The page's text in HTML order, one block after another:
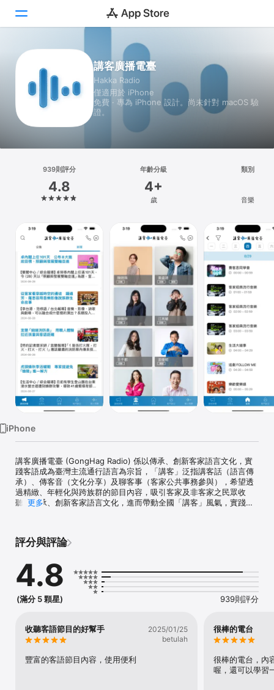
遊戲
App
搜尋
iPhone
Mac
Vision
Watch
TV
講客廣播電臺
Hakka Radio
僅適用於 iPhone
免費 · 專為 iPhone 設計。尚未針對 macOS 驗
證。
939則評分
4.8
年齡分級
4+
歲
類別
音樂
iPhone
講客廣播電臺 (GongHag Radio) 係以傳承、創新客家語言文化，實
踐客語成為臺灣主流通行語言為宗旨，「講客」泛指講客話（語言傳
承）、傳客音（文化分享）及聊客事（客家公共事務參與），希望透
過精緻、年輕化與跨族群的節目內容，吸引客家及非客家之民眾收
聽，傳承、創新客家語言文化，進而帶動全國「講客」風氣，實踐客
對語言、文化認同及近用傳播媒體的需要為基礎，不僅是落實歷任總
1、您可以透過講客廣播電臺 APP 來收聽最新的講客電台節目 24 小
時節目 NONSTOP，拿起手機自由隨時聽，以及聆聽講客優質一系列
的高音質線上隨選音訊節目 (AOD，近期兩個月節目隨選收聽)。
息，以及歡迎幫我們在臉書、Line等社群平台分享講客資訊和節目給
大家收聽，共下來講客，Let's Fly~
更多
評分與評論
4.8
(滿分 5 顆星) 939則評分
收聽客語節目的好幫手
2025/01/25
betulah
豐富的客語節目內容，使用便利
很棒的電台
很棒的電台，內
喔，還可以學習